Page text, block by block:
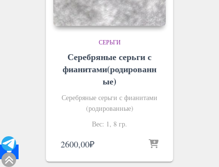
СЕРЬГИ
Серебряные серьги с
фианитами(родированн
ые)
Серебряные серьги с фианитами
(родированные)
Вес: 1, 8 гр.
2600,00₽